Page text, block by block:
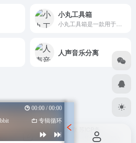
小丸工具箱
人声音乐分离
汇总-优质设计资源一站式获取
备 32080102000318号 OneNav强力驱动
00:00 / 00:00
专辑循环